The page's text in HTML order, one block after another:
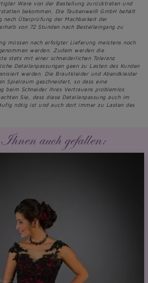
Ware von der Bestellung zurücktreten und
bekommen. Die Taubenweiß GmbH behält
nach Überprüfung der Machbarkeit der
von 72 Stunden nach Bestelleingang zu
müssen nach erfolgter Lieferung meistens noch
werden. Zudem werden die
stets mit einer schneiderlichen Toleranz
Detailanpassungen geen zu Lasten des Kunden
werden. Die Brautkleider und Abendkleider
Spielraum geschneidert, so dass eine
beim Schneider Ihres Vertrauens problemlos
Sie, dass diese Detailanpassung auch im
nötig ist und auch dort immer zu Lasten des
auch gefallen: